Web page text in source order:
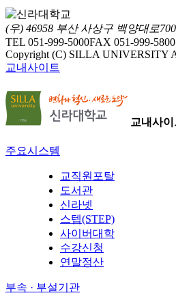
(우) 46958 부산 사상구 백양대로
TEL 051-999-5000FAX 051-999-5800
Copyright (C) SILLA UNIVERSITY
교내사이트
교내사
주요시스템
교직원포탈
도서관
신라넷
스텝(STEP)
사이버대학
수강신청
연말정산
부속 · 부설기관